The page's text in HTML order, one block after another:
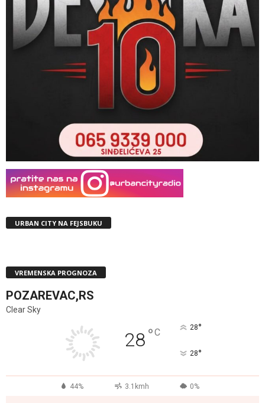
URBAN CITY NA FEJSBUKU
VREMENSKA PROGNOZA
POZAREVAC,RS
Clear Sky
28°C 28°
28°
44% 3.1kmh 0%